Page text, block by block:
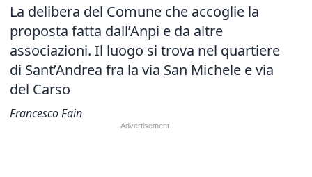
La delibera del Comune che accoglie la
proposta fatta dall’Anpi e da altre
associazioni. Il luogo si trova nel quartiere
di Sant’Andrea fra la via San Michele e via
del Carso
Francesco Fain